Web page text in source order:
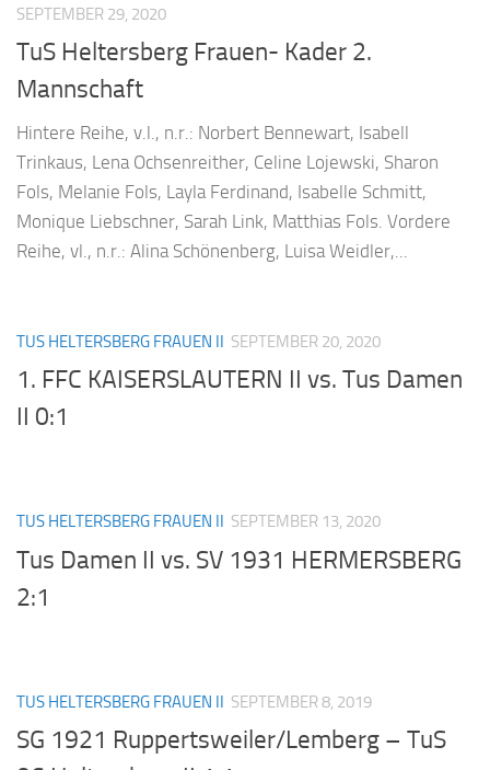
SEPTEMBER 29, 2020
TuS Heltersberg Frauen- Kader 2.
Mannschaft
Hintere Reihe, v.l., n.r.: Norbert Bennewart, Isabell
Trinkaus, Lena Ochsenreither, Celine Lojewski, Sharon
Fols, Melanie Fols, Layla Ferdinand, Isabelle Schmitt,
Monique Liebschner, Sarah Link, Matthias Fols. Vordere
Reihe, vl., n.r.: Alina Schönenberg, Luisa Weidler,...
TUS HELTERSBERG FRAUEN II SEPTEMBER 20, 2020
1. FFC KAISERSLAUTERN II vs. Tus Damen
II 0:1
TUS HELTERSBERG FRAUEN II SEPTEMBER 13, 2020
Tus Damen II vs. SV 1931 HERMERSBERG
2:1
TUS HELTERSBERG FRAUEN II SEPTEMBER 8, 2019
SG 1921 Ruppertsweiler/Lemberg – TuS